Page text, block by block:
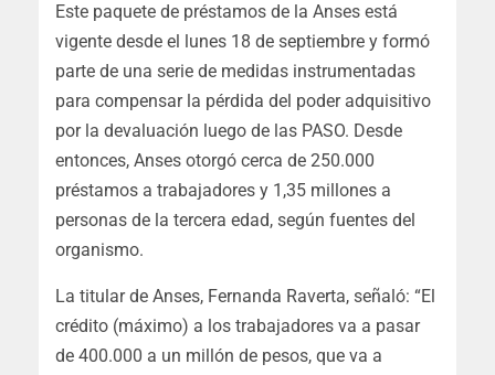
Este paquete de préstamos de la Anses está
vigente desde el lunes 18 de septiembre y formó
parte de una serie de medidas instrumentadas
para compensar la pérdida del poder adquisitivo
por la devaluación luego de las PASO. Desde
entonces, Anses otorgó cerca de 250.000
préstamos a trabajadores y 1,35 millones a
personas de la tercera edad, según fuentes del
organismo.
La titular de Anses, Fernanda Raverta, señaló: “El
crédito (máximo) a los trabajadores va a pasar
de 400.000 a un millón de pesos, que va a